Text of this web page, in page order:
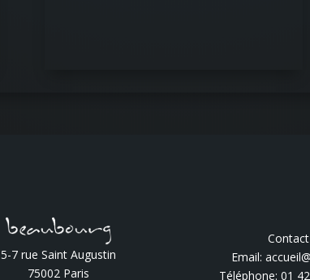
5-7 rue Saint Augustin
75002 Paris
Contact
Email:
Téléphone: 01